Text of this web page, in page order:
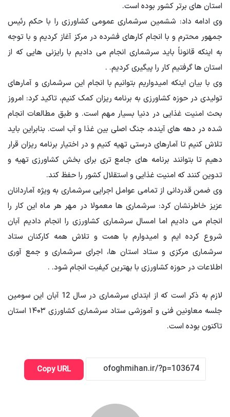
استان های برتر کشور بوده است.
وی ادامه داد: ششمین سرشماری عمومی کشاورزی را با حکم رئیس
جمهور محترم و با انجام کارهای فشرده در مرکز آغاز کردیم و با توجه
به اینکه قانوناً باید سرشماری انجام می دادیم با رایزنی هایی که از
استان ها گرفتیم کار را پیگیری کردیم. .
وی با بیان اینکه امیدواریم بتوانیم با انجام این سرشماری و آمارهای
تولیدی در حوزه کشاورزی به برنامه ریزان کمک کنیم، تاکید کرد: امروز
بحث امنیت غذایی در دنیا بسیار مهم است. و طبق مطالعات انجام
شده در دهه های آینده، جنگ اصلی بین غذا و آب است. بنابراین باید
تلاش کنیم تا آمارهای درستی تهیه کنیم و در اختیار برنامه ریزان قرار
دهیم تا بتوانند برنامه های جامع تری برای بخش کشاورزی تهیه و
تدوین کنند که امنیت غذایی و استقلال کشور را حفظ کند.
وی ضمن قدردانی از تمامی عوامل اجرایی سرشماری به ویژه آماردانان
عزیز خاطرنشان کرد: سرشماری ها معمولا در مهر هر ماه این کار را
انجام می دادیم اما امسال سرشماری کشاورزی را انجام دادیم آبان
شروع کرده ایم و امیدوارم با همت و تلاش همه کارکنان ستاد
سرشماری مرکزی و ستاد استان ها، اجرای سرشماری و جمع آوری
اطلاعات در حوزه کشاورزی با بهترین کیفیت انجام شود. .
لازم به ذکر است که از ابتدای سرشماری در سال 12 آبان این سومین
جلسه معاونین فنی و آموزشی ستاد سرشماری کشاورزی ۱۴۰۳ استان
تاکنون بوده است.
Copy URL